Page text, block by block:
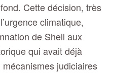
Cette décision, très
climatique,
de Shell aux
qui avait déjà
judiciaires